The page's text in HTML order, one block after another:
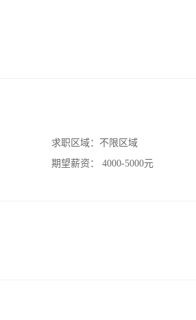
求职区域： 不限区域
期望薪资：
4000-5000元